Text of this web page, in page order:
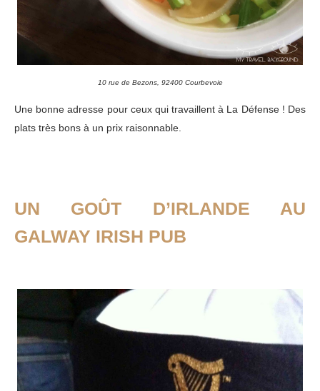
10 rue de Bezons, 92400 Courbevoie
Une bonne adresse pour ceux qui travaillent à La Défense ! Des
plats très bons à un prix raisonnable.
UN GOÛT D’IRLANDE AU
GALWAY IRISH PUB